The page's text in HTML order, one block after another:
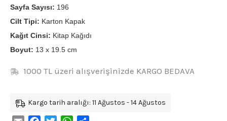
Sayfa Sayısı: 196
Cilt Tipi: Karton Kapak
Kağıt Cinsi: Kitap Kağıdı
Boyut: 13 x 19.5 cm
1000 TL üzeri alışverişinizde KARGO BEDAVA
Kargo tarih aralığı: 11 Ağustos - 14 Ağustos